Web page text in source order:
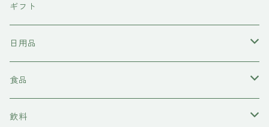
東京石材
岩上商店
稲見商店
momo farm
ギフト
日用品
洗剤
雑貨
食品
味噌
飲料